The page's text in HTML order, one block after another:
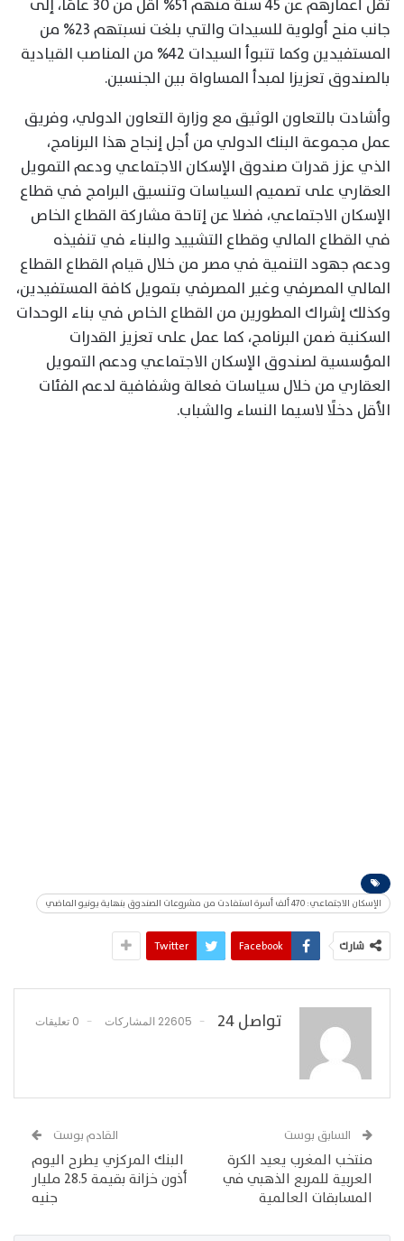
جانب منح أولوية للسيدات والتي بلغت نسبتهم 23%؜ من
المستفيدين وكما تتبوأ السيدات 42% من المناصب القيادية
بالصندوق تعزيزا لمبدأ المساواة بين الجنسين.
وأشادت بالتعاون الوثيق مع وزارة التعاون الدولي، وفريق
عمل مجموعة البنك الدولي من أجل إنجاح هذا البرنامج،
الذي عزز قدرات صندوق الإسكان الاجتماعي ودعم التمويل
العقاري على تصميم السياسات وتنسيق البرامج في قطاع
الإسكان الاجتماعي، فضلا عن إتاحة مشاركة القطاع الخاص
في القطاع المالي وقطاع التشييد والبناء في تنفيذه
ودعم جهود التنمية في مصر من خلال قيام القطاع القطاع
المالي المصرفي وغير المصرفي بتمويل كافة المستفيدين،
وكذلك إشراك المطورين من القطاع الخاص في بناء الوحدات
السكنية ضمن البرنامج، كما عمل على تعزيز القدرات
المؤسسية لصندوق الإسكان الاجتماعي ودعم التمويل
العقاري من خلال سياسات فعالة وشفافية لدعم الفئات
الأقل دخلًا لاسيما النساء والشباب.
الإسكان الاجتماعي: 470 ألف أسرة استفادت من مشروعات الصندوق بنهاية يونيو الماضي
شارك Facebook
Twitter
تواصل 24 22605 المشاركات 0 تعليقات
السابق بوست
منتخب المغرب يعيد الكرة
العربية للمربع الذهبي في
المسابقات العالمية
القادم بوست
البنك المركزي يطرح اليوم
أذون خزانة بقيمة 28.5 مليار
جنيه